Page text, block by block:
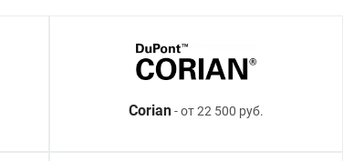
Corian- от 22 500 руб.